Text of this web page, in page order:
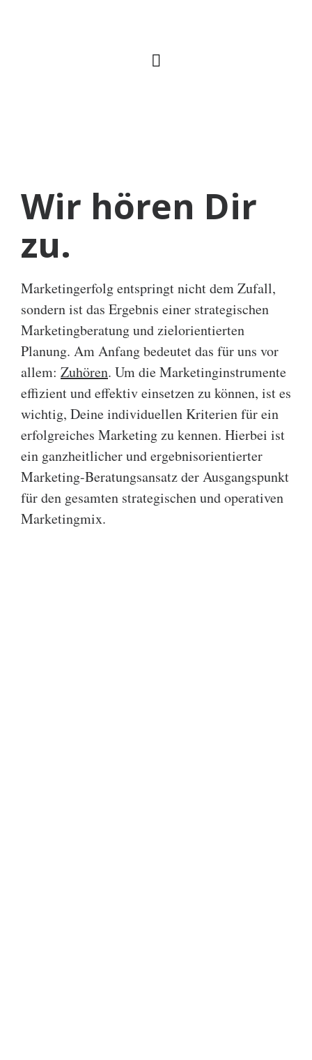
Wir hören Dir
zu.
Marketingerfolg entspringt nicht dem Zufall,
sondern ist das Ergebnis einer strategischen
Marketingberatung und zielorientierten
Planung. Am Anfang bedeutet das für uns vor
allem: Zuhören. Um die Marketinginstrumente
effizient und effektiv einsetzen zu können, ist es
wichtig, Deine individuellen Kriterien für ein
erfolgreiches Marketing zu kennen. Hierbei ist
ein ganzheitlicher und ergebnisorientierter
Marketing-Beratungsansatz der Ausgangspunkt
für den gesamten strategischen und operativen
Marketingmix.